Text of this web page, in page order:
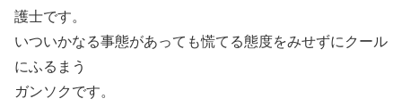
護士です。
いついかなる事態があっても慌てる態度をみせずにクール
にふるまう
ガンソクです。